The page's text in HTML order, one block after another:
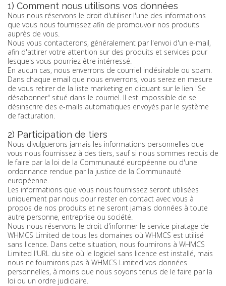
1) Comment nous utilisons vos données
Nous nous réservons le droit d'utiliser l'une des informations
que vous nous fournissez afin de promouvoir nos produits
auprès de vous.
Nous vous contacterons, généralement par l'envoi d'un e-mail,
afin d'attirer votre attention sur des produits et services pour
lesquels vous pourriez être intérressé.
En aucun cas, nous enverrons de courriel indésirable ou spam.
Dans chaque email que nous enverrons, vous serez en mesure
de vous retirer de la liste marketing en cliquant sur le lien "Se
désabonner" situé dans le courriel. Il est impossible de se
désinscrire des e-mails automatiques envoyés par le système
de facturation.
2) Participation de tiers
Nous divulguerons jamais les informations personnelles que
vous nous fournissez à des tiers, sauf si nous sommes requis de
le faire par la loi de la Communauté européenne ou d'une
ordonnance rendue par la justice de la Communauté
européenne.
Les informations que vous nous fournissez seront utilisées
uniquement par nous pour rester en contact avec vous à
propos de nos produits et ne seront jamais données à toute
autre personne, entreprise ou société.
Nous nous réservons le droit d'informer le service piratage de
WHMCS Limited de tous les domaines où WHMCS est utilisé
sans licence. Dans cette situation, nous fournirons à WHMCS
Limited l'URL du site où le logiciel sans licence est installé, mais
nous ne fournirons pas à WHMCS Limited vos données
personnelles, à moins que nous soyons tenus de le faire par la
loi ou un ordre judiciaire.